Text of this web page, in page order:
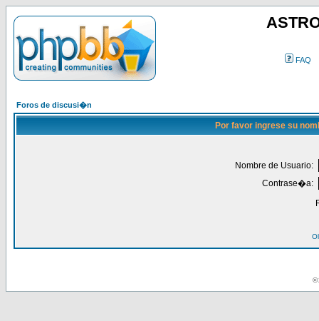
FAQ
Foros de discusi�n
Por favor ingrese su
Nombre de Usuario:
Contrase�a:
©